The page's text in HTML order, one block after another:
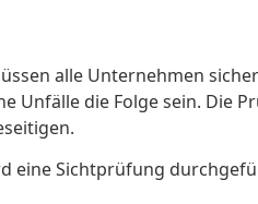
alle Unternehmen
die Folge sein. Die
eine Sichtprüfung